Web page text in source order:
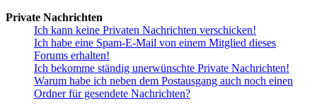
Private Nachrichten
Ich kann keine Privaten Nachrichten verschicken!
Ich habe eine Spam-E-Mail von einem Mitglied dieses
Forums erhalten!
Ich bekomme ständig unerwünschte Private Nachrichten!
Warum habe ich neben dem Postausgang auch noch einen
Ordner für gesendete Nachrichten?